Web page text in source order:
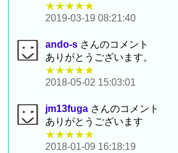
★★★★★
2019-03-19 08:21:40
ando-s さんのコメント
ありがとうございます。
★★★★★
2018-05-02 15:03:01
jm13fuga さんのコメント
ありがとうございます
★★★★★
2018-01-09 16:18:19